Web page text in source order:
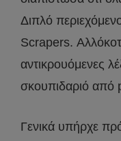
Διπλό
Scrapers.
αντικρουόμενες
σκουπιδαριό από
Γενικά υπήρχε